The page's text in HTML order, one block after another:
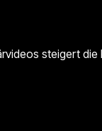
steigert